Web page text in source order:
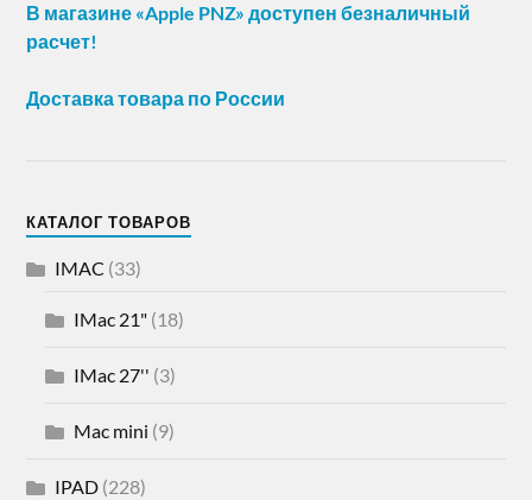
В магазине «Apple PNZ» доступен безналичный
расчет!
Доставка товара по России
КАТАЛОГ ТОВАРОВ
IMAC (33)
IMac 21" (18)
IMac 27'' (3)
Mac mini (9)
IPAD (228)